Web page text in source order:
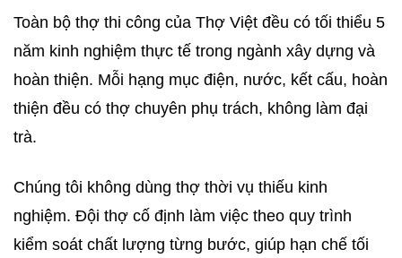
Toàn bộ thợ thi công của Thợ Việt đều có tối thiểu 5
năm kinh nghiệm thực tế trong ngành xây dựng và
hoàn thiện. Mỗi hạng mục điện, nước, kết cấu, hoàn
thiện đều có thợ chuyên phụ trách, không làm đại
trà.
Chúng tôi không dùng thợ thời vụ thiếu kinh
nghiệm. Đội thợ cố định làm việc theo quy trình
kiểm soát chất lượng từng bước, giúp hạn chế tối